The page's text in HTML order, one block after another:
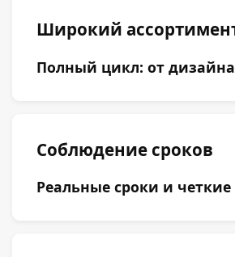
Широкий
Полный цикл: от
Соблюдение сроков
Реальные сроки и